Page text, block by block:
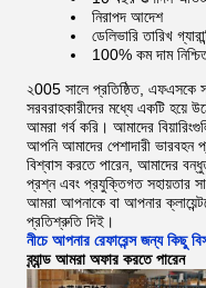
নিরাপদ আদেশ
ডেলিভারি তারিখ
100% কম দাম
২005 সালে প্রতিষ্ঠিত, এফএসকে
সরবরাহকারীদের মধ্যে একটি হয়ে
আমরা গর্ব করি। আমাদের
আপনি আমাদের পেশাদারী ভারবহন
বিশ্বাস করতে পারেন, আমাদের
প্রশ্ন এবং প্রযুক্তিগত সহায়তার
আমরা আপনাকে বা আপনার
প্রতিশ্রুতি দিই।
নীচে আপনার রেফারেন্স জন্য কিছু
ব্র্যান্ড আমরা অফার করতে পারেন